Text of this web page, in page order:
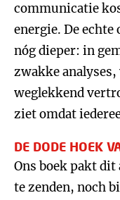
communicatie
energie. De
nóg dieper: in
zwakke
weglekkend
ziet omdat
DE DODE HOEK
Ons boek pakt dit
te zenden, noch